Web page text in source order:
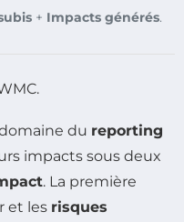
+ Impacts générés.
du reporting
impacts sous deux
. La première
et les risques